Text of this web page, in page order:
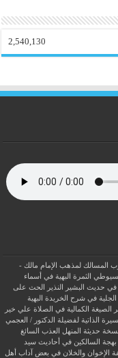
2,540,130
المسالك لمذهب الإمام مالك -
الثمرة البهية في أسماء
في حديث البشير النذير
الحث على
الجلية في شرح الخريدة البهية
الصيغة الكمالية في الصلاة علي خير
الذاتية لفضيلة الدكتور / العجمي
حديثة
المنهل العذب السائغ
بهجة السالكين في أحاديث سيد
الإخوان والخلان في بعض آداب أهل